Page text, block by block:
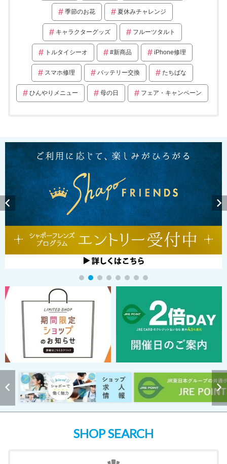
季節のお花 夏休みチャレンジ
キャラクターグッズ フルーツタルト
トルタイシーオ #新商品 iPhone修理
スマホ修理 バッテリー交換 たちばな
ひんやりメニュー 母の日 フェア・キャンペーン
SHOP SEARCH